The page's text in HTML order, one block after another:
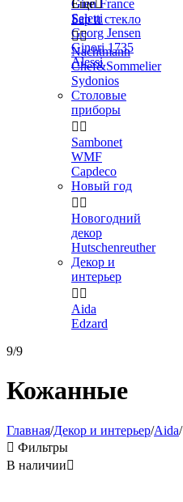
Gien France
Seletti
Georg Jensen
Ginori 1735
Alessi
Еще
Бар и стекло

Nachtmann
Chef&Sommelier
Sydonios
Столовые
приборы
 
Sambonet
WMF
Capdeco
Новый год
 
Новогодний
декор
Hutschenreuther
Декор и
интерьер
 
Aida
Edzard
9/9
Кожанные
Главная/Декор и интерьер/Aida/
 Фильтры
В наличии